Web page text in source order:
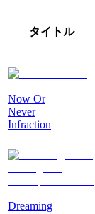
タイトル
Now Or
Never
Infraction
Dreaming